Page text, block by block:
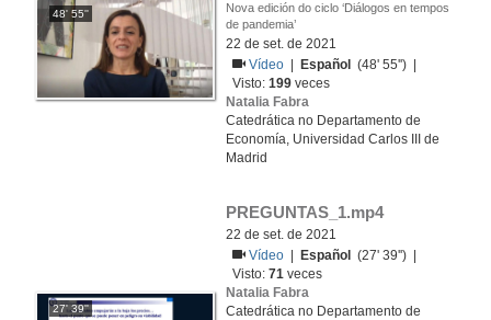
48' 55''
Nova edición do ciclo ‘Diálogos en tempos
de pandemia’
22 de set. de 2021
Vídeo
Español
(48' 55'') |
Visto:199 veces
Natalia Fabra
Catedrática no Departamento de
Economía, Universidad Carlos III de
Madrid
27' 39''
PREGUNTAS_1.mp4
22 de set. de 2021
Vídeo
Español
(27' 39'') |
Visto:71 veces
Natalia Fabra
Catedrática no Departamento de